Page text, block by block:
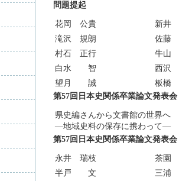
問題提起
花岡 公貴 新井
滝沢 規朗
佐
村石 正行
牛山
白水 智
西沢
望月 誠
板橋
第57回日本史関係卒業論文発表
県史編さんから文書館の世界へ
―地域史料の保存に携わって―
第57回日本史関係卒業論文発表
永井 瑞枝 茶園
半戸 文
三浦